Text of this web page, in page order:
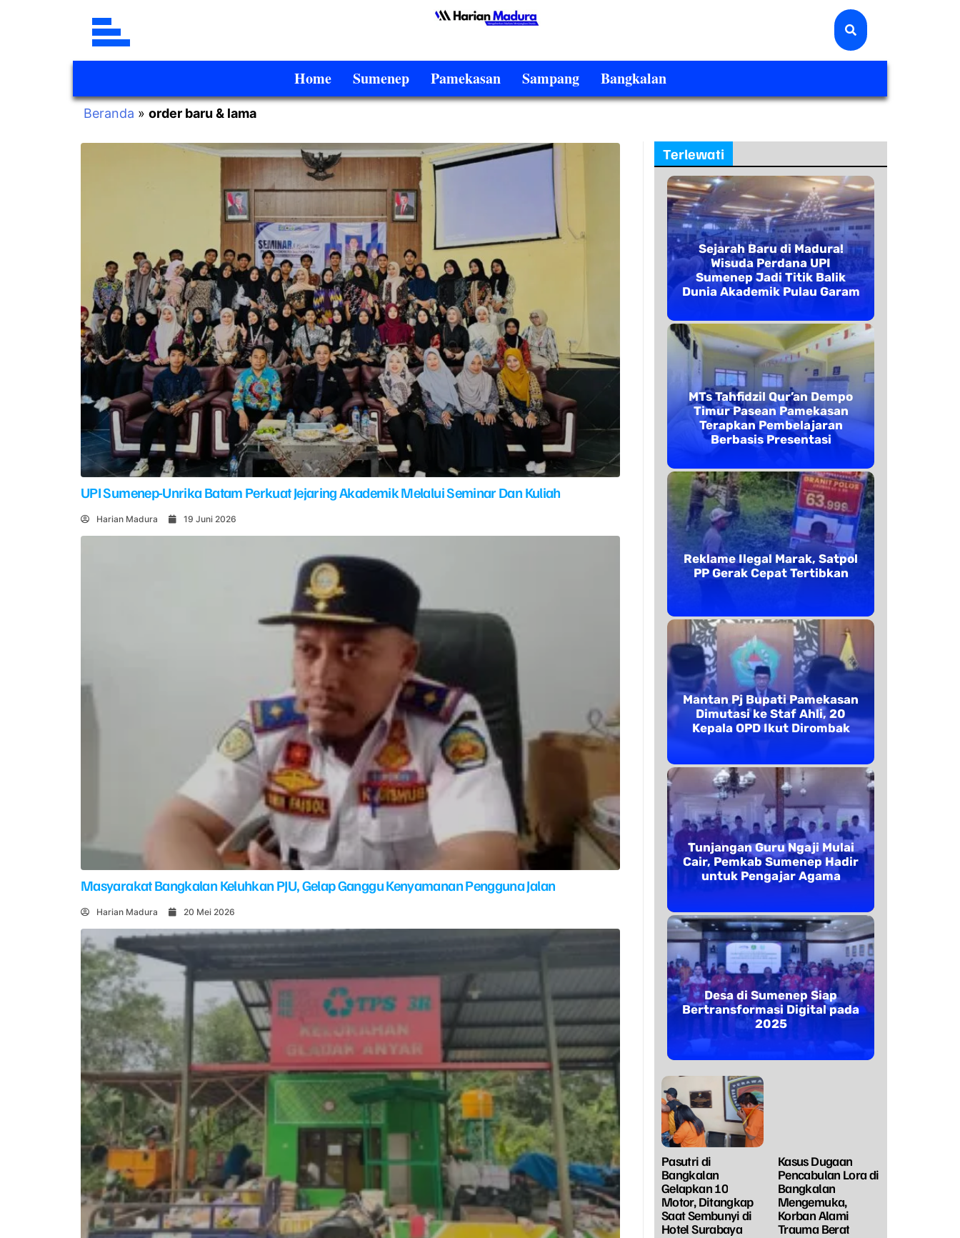
Home Sumenep Pamekasan Sampang Bangkalan
Beranda » order baru & lama
UPI Sumenep-Unrika Batam Perkuat Jejaring Akademik Melalui Seminar Dan Kuliah
Harian Madura 19 Juni 2026
Masyarakat Bangkalan Keluhkan PJU, Gelap Ganggu Kenyamanan Pengguna Jalan
Harian Madura 20 Mei 2026
Terlewati
Pasutri di
Bangkalan
Gelapkan 10
Motor, Ditangkap
Saat Sembunyi di
Hotel Surabaya
Kasus Dugaan
Pencabulan Lora di
Bangkalan
Mengemuka,
Korban Alami
Trauma Berat
Sejarah Baru di Madura!
Wisuda Perdana UPI
Sumenep Jadi Titik Balik
Dunia Akademik Pulau Garam
MTs Tahfidzil Qur’an Dempo
Timur Pasean Pamekasan
Terapkan Pembelajaran
Berbasis Presentasi
Reklame Ilegal Marak, Satpol
PP Gerak Cepat Tertibkan
Mantan Pj Bupati Pamekasan
Dimutasi ke Staf Ahli, 20
Kepala OPD Ikut Dirombak
Tunjangan Guru Ngaji Mulai
Cair, Pemkab Sumenep Hadir
untuk Pengajar Agama
Desa di Sumenep Siap
Bertransformasi Digital pada
2025